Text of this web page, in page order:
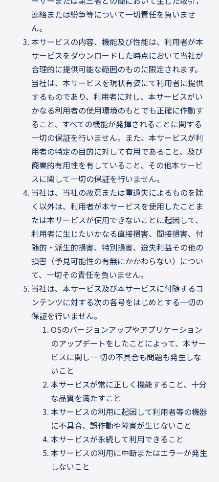
連絡または紛争等について一切責任を負いませ
ん。
本サービスの内容、機能及び性能は、利用者が本
サービスをダウンロードした時点において当社が
合理的に提供可能な範囲のものに限定されます。
当社は、本サービスを現状有姿にて利用者に提供
するものであり、利用者に対し、本サービスがい
かなる利用者の使用環境のもとでも正確に作動す
ること、すべての機能が発揮されることに関する
一切の保証を行いません。また、本サービスが利
用者の特定の目的に対して有用であること、及び
商業的有用性を有していること、その他本サービ
スに関して一切の保証を行いません。
当社は、当社の故意または重過失によるものを除
く以外は、利用者が本サービスを使用したことま
たは本サービスが使用できないことに起因して、
利用者に生じたいかなる直接損害、間接損害、付
随的・派生的損害、特別損害、逸失利益その他の
損害（予見可能性の有無にかかわらない）につい
て、一切その責任を負いません。
当社は、本サービス及び本サービスに付随するコ
ンテンツに対する次の各号をはじめとする一切の
保証を行いません。
OSのバージョンアップやアプリケーション
のアップデートをしたことによって、本サー
ビスに関し一 切の不具合も問題も発生しな
いこと
本サービスが常に正しく機能すること、十分
な品質を満たすこと
本サービスの利用に起因して利用者等の機器
に不具合、誤作動や障害が生じないこと
本サービスが永続して利用できること
本サービスの利用に中断またはエラーが発生
しないこと